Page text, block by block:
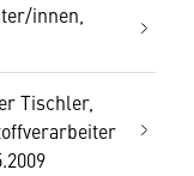
innen,
Tischler,